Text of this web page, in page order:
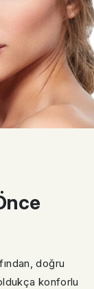
doğru
konforlu